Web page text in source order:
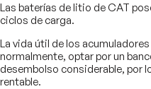
Las baterías de litio de CAT
ciclos de carga.
La vida útil de los
normalmente, optar por un
desembolso considerable, por
rentable.